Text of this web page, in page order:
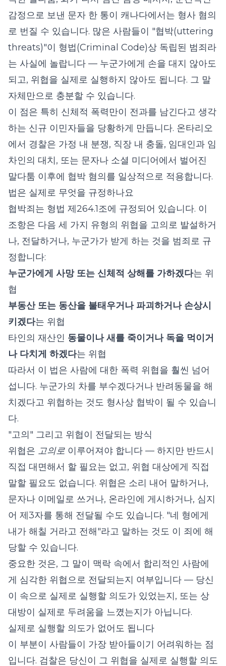
감정으로 보낸 문자 한 통이 캐나다에서는 형사 혐의
로 번질 수 있습니다. 많은 사람들이 "협박(uttering
threats)"이 형법(Criminal Code)상 독립된 범죄라
는 사실에 놀랍니다 — 누군가에게 손을 대지 않아도
되고, 위협을 실제로 실행하지 않아도 됩니다. 그 말
자체만으로 충분할 수 있습니다.
이 점은 특히 신체적 폭력만이 전과를 남긴다고 생각
하는 신규 이민자들을 당황하게 만듭니다. 온타리오
에서 경찰은 가정 내 분쟁, 직장 내 충돌, 임대인과 임
차인의 대치, 또는 문자나 소셜 미디어에서 벌어진
말다툼 이후에 협박 혐의를 일상적으로 적용합니다.
법은 실제로 무엇을 규정하나요
협박죄는 형법 제264.1조에 규정되어 있습니다. 이
조항은 다음 세 가지 유형의 위협을 고의로 발설하거
나, 전달하거나, 누군가가 받게 하는 것을 범죄로 규
정합니다:
누군가에게 사망 또는 신체적 상해를 가하겠다는 위
협
부동산 또는 동산을 불태우거나 파괴하거나 손상시
키겠다는 위협
타인의 재산인 동물이나 새를 죽이거나 독을 먹이거
나 다치게 하겠다는 위협
따라서 이 법은 사람에 대한 폭력 위협을 훨씬 넘어
섭니다. 누군가의 차를 부수겠다거나 반려동물을 해
치겠다고 위협하는 것도 형사상 협박이 될 수 있습니
다.
"고의" 그리고 위협이 전달되는 방식
위협은 고의로 이루어져야 합니다 — 하지만 반드시
직접 대면해서 할 필요는 없고, 위협 대상에게 직접
말할 필요도 없습니다. 위협은 소리 내어 말하거나,
문자나 이메일로 쓰거나, 온라인에 게시하거나, 심지
어 제3자를 통해 전달될 수도 있습니다. "네 형에게
내가 해칠 거라고 전해"라고 말하는 것도 이 죄에 해
당할 수 있습니다.
중요한 것은, 그 말이 맥락 속에서 합리적인 사람에
게 심각한 위협으로 전달되는지 여부입니다 — 당신
이 속으로 실제로 실행할 의도가 있었는지, 또는 상
대방이 실제로 두려움을 느꼈는지가 아닙니다.
실제로 실행할 의도가 없어도 됩니다
이 부분이 사람들이 가장 받아들이기 어려워하는 점
입니다. 검찰은 당신이 그 위협을 실제로 실행할 의도